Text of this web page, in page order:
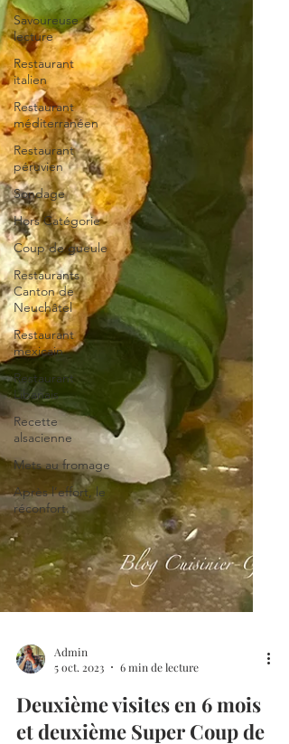
Savoureuse
lecture
Restaurant
italien
Restaurant
méditerranéen
Restaurant
péruvien
Sondage
Hors Catégorie
Coup de gueule
Restaurants
Canton de
Neuchâtel
Restaurant
mexicain
Restaurant
Libanais
Recette
alsacienne
Mets au fromage
Après l’effort, le
réconfort.